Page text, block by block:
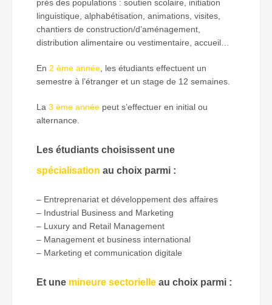
près des populations : soutien scolaire, initiation
linguistique, alphabétisation, animations, visites,
chantiers de construction/d’aménagement,
distribution alimentaire ou vestimentaire, accueil…
En 2 ème année , les étudiants effectuent un
semestre à l’étranger et un stage de 12 semaines.
La 3 ème année peut s’effectuer en initial ou
alternance.
Les étudiants choisissent une
spécialisation au choix parmi :
– Entreprenariat et développement des affaires
– Industrial Business and Marketing
– Luxury and Retail Management
– Management et business international
– Marketing et communication digitale
Et une mineure sectorielle au choix parmi :